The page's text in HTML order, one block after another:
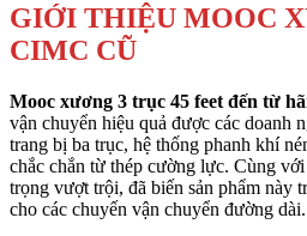
GIỚI THIỆU MOOC
CIMC CŨ
Mooc xương 3 trục 45 feet đến từ
vận chuyển hiệu quả được các doanh
trang bị ba trục, hệ thống phanh khí
chắc chắn từ thép cường lực. Cùng
trọng vượt trội, đã biến sản phẩm này
cho các chuyến vận chuyển đường dài.